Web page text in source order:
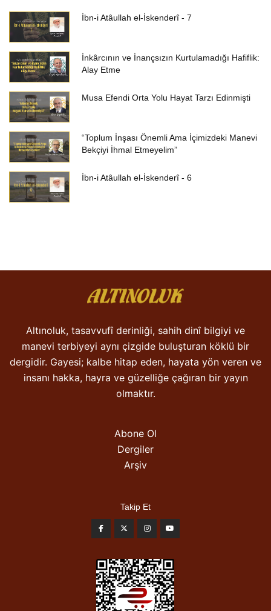
İbn-i Atâullah el-İskenderî - 7
İnkârcının ve İnançsızın Kurtulamadığı Hafiflik:
Alay Etme
Musa Efendi Orta Yolu Hayat Tarzı Edinmişti
“Toplum İnşası Önemli Ama İçimizdeki Manevi
Bekçiyi İhmal Etmeyelim”
İbn-i Atâullah el-İskenderî - 6
Altınoluk, tasavvufî derinliği, sahih dinî bilgiyi ve
manevi terbiyeyi aynı çizgide buluşturan köklü bir
dergidir. Gayesi; kalbe hitap eden, hayata yön veren ve
insanı hakka, hayra ve güzelliğe çağıran bir yayın
olmaktır.
Abone Ol
Dergiler
Arşiv
Takip Et